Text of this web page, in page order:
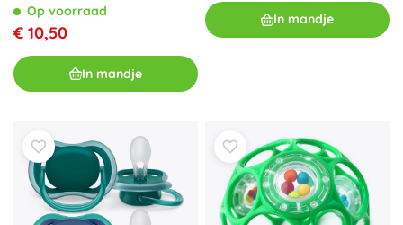
Op voorraad
€ 10,50
In mandje
In mandje